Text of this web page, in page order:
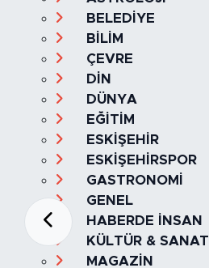
BELEDİYE
BİLİM
ÇEVRE
DİN
DÜNYA
EĞİTİM
ESKİŞEHİR
ESKİŞEHİRSPOR
GASTRONOMİ
GENEL
HABERDE İNSAN
KÜLTÜR & SANAT
MAGAZİN